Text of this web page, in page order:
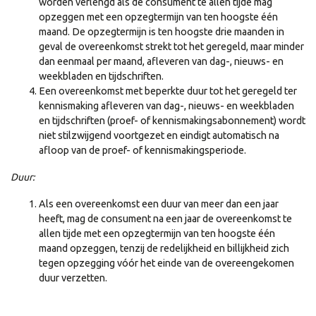
opzeggen met een opzegtermijn van ten hoogste één
maand. De opzegtermijn is ten hoogste drie maanden in
geval de overeenkomst strekt tot het geregeld, maar minder
dan eenmaal per maand, afleveren van dag-, nieuws- en
weekbladen en tijdschriften.
Een overeenkomst met beperkte duur tot het geregeld ter
kennismaking afleveren van dag-, nieuws- en weekbladen
en tijdschriften (proef- of kennismakingsabonnement) wordt
niet stilzwijgend voortgezet en eindigt automatisch na
afloop van de proef- of kennismakingsperiode.
Duur:
Als een overeenkomst een duur van meer dan een jaar
heeft, mag de consument na een jaar de overeenkomst te
allen tijde met een opzegtermijn van ten hoogste één
maand opzeggen, tenzij de redelijkheid en billijkheid zich
tegen opzegging vóór het einde van de overeengekomen
duur verzetten.